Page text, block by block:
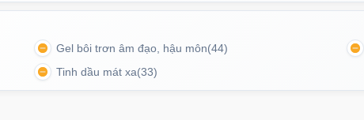
kích thích mạnh mẽ chắc chắn sẽ làm hài lòng ngay
khó tính nhất.
Gel bôi trơn âm đạo, hậu môn(44)
Tinh dầu mát xa(33)